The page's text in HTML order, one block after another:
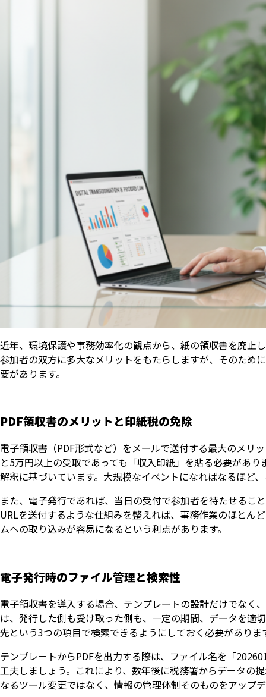
近年、環境保護や事務効率化の観点から、紙の領収書を廃止
参加者の双方に多大なメリットをもたらしますが、そのため
要があります。
PDF領収書のメリットと印紙税の免除
電子領収書（PDF形式など）をメールで送付する最大のメリ
と5万円以上の受取であっても「収入印紙」を貼る必要があ
解釈に基づいています。大規模なイベントになればなるほど
また、電子発行であれば、当日の受付で参加者を待たせる
URLを送付するような仕組みを整えれば、事務作業のほとん
ムへの取り込みが容易になるという利点があります。
電子発行時のファイル管理と検索性
電子領収書を導入する場合、テンプレートの設計だけでなく
は、発行した側も受け取った側も、一定の期間、データを適
先という3つの項目で検索できるようにしておく必要がありま
テンプレートからPDFを出力する際は、ファイル名を「
工夫しましょう。これにより、数年後に税務署からデータの
なるツール変更ではなく、情報の管理体制そのものをアップ